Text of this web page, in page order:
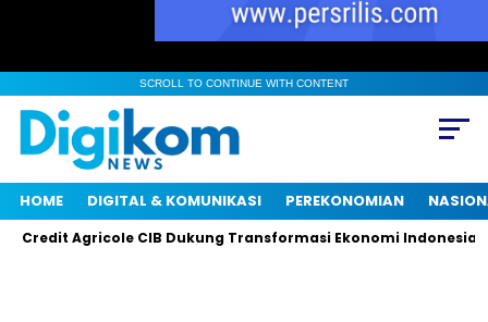
SCROLL TO CONTINUE WITH CONTENT
HOME DIGITAL & KOMUNIKASI PEREKONOMIAN
Agricole CIB Dukung Transformasi Ekonomi Indonesia